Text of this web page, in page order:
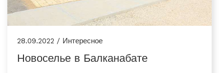
28.09.2022 / Интересное
Новоселье в Балканабате